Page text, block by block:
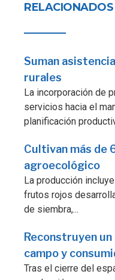
RELACIONADOS
Suman
rurales
La incorporación de
servicios hacia el
planificación
Cultivan más de
agroecológico
La producción
frutos rojos
de siembra,...
Reconstruyen
campo y
Tras el cierre del